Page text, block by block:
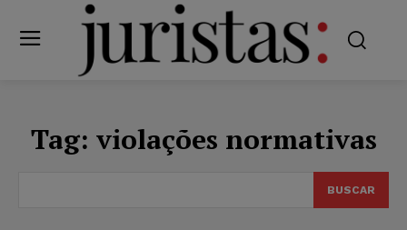
Tag: violações normativas
BUSCAR